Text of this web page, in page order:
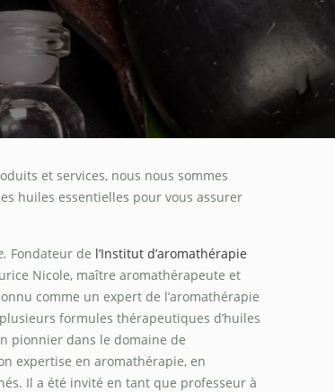
et services, nous nous sommes
huiles essentielles pour vous assurer
Fondateur de l’Institut d’aromathérapie
Nicole, maître aromathérapeute et
comme un expert de l’aromathérapie
formules thérapeutiques d’huiles
pionnier dans le domaine de
expertise en aromathérapie, en
Il a été invité en tant que professeur à